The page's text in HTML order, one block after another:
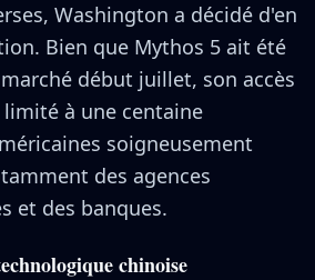
Washington a décidé d'en
Bien que Mythos 5 ait été
début juillet, son accès
à une centaine
soigneusement
des agences
et des banques.
chinoise